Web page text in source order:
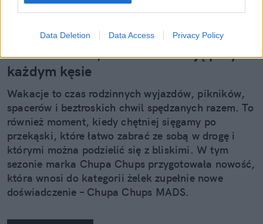
Data Deletion Data Access Privacy Policy
Wakacyjna nowość od Chupa Chups.
MADS to żelki, które zaskakują przy
każdym kęsie
Wakacje to czas rodzinnych wyjazdów, pikników,
spacerów i beztroskich chwil spędzanych razem. To
również moment, kiedy chętniej sięgamy po
przekąski, które łatwo zabrać ze sobą w drogę i
którymi można podzielić się z bliskimi. W tym
sezonie marka Chupa Chups przygotowała nowość,
która wnosi do kategorii żelek zupełnie nowe
doświadczenie – Chupa Chups MADS.